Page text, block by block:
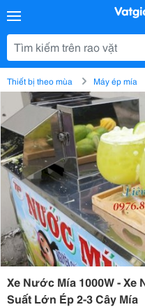
Thiết bị theo mùa Máy ép mía
Xe Nước Mía 1000W -
Suất Lớn Ép 2-3 Cây Mía